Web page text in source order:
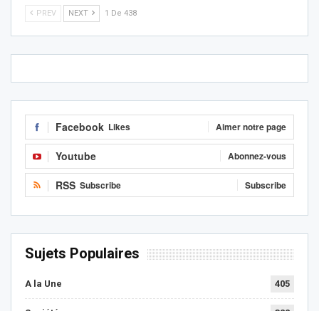
PREV NEXT 1 De 438
Facebook Likes Aimer notre page
Youtube Abonnez-vous
RSS Subscribe Subscribe
Sujets Populaires
A la Une 405